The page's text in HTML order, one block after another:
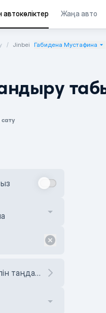
автокөліктер Жаңа авто
Jinbei Габидена Мустафина
Маркасы мен моделін таңдаңыз